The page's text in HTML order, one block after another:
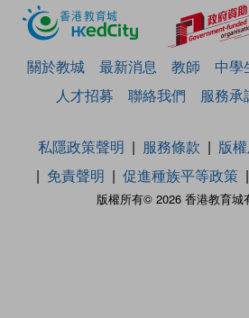
關於教城 最新消息 教師 中學
人才招募
聯絡我們 服務承
版權所有© 2026 香港教育城
私隱政策聲明 服務條款
版
免責聲明
促進種族平等政策